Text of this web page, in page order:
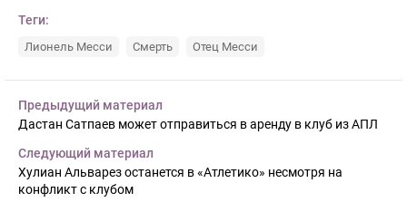
Теги:
Лионель Месси Смерть Отец Месси
Предыдущий материал
Дастан Сатпаев может отправиться в аренду в клуб из АПЛ
Следующий материал
Хулиан Альварез останется в «Атлетико» несмотря на
конфликт с клубом